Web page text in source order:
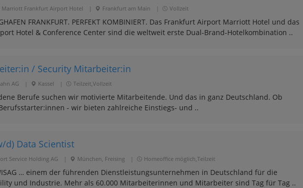
Marriott Frankfurt Airport Hotel Frankfurt am Main Vollzeit
FRANKFURT. PERFEKT KOMBINIERT. Das Frankfurt Airport Marriott Hotel und das
Hotel & Conference Center sind die weltweit erste Dual-Brand-Hotelkombination ..
/ Security Mitarbeiter:in
AG Kassel Teilzeit,Vollzeit
Berufe suchen wir motivierte Mitarbeitende. Und das in ganz Deutschland. Ob
- wir bieten zahlreiche Einstiegs- und ..
d) Data Scientist
Service Holding AG München, Freising Homeoffice möglich,Teilzeit
… einem der führenden Dienstleistungsunternehmen in Deutschland für die
und Industrie. Mehr als 60.000 Mitarbeiterinnen und Mitarbeiter sind Tag für Tag ..